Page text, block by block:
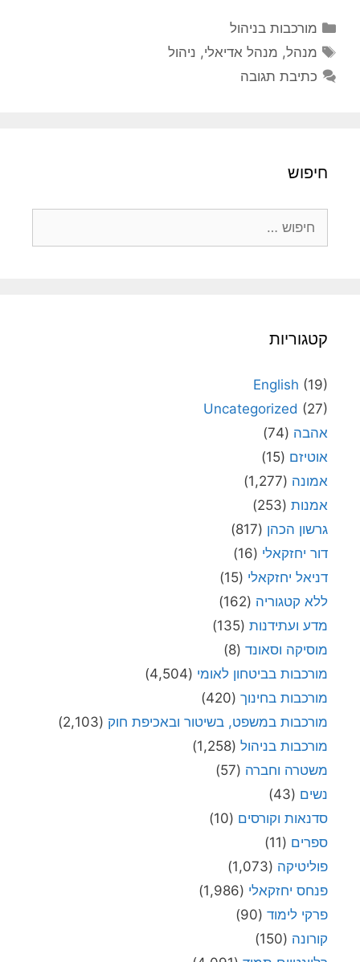
קטגוריות
מורכבות בניהול
תגיות
מנהל, מנהל אדיאלי, ניהול
כתיבת תגובה
חיפוש
קטגוריות
English (19)
Uncategorized (27)
אהבה (74)
אוטיזם (15)
אמונה (1,277)
אמנות (253)
גרשון הכהן (817)
דור יחזקאלי (16)
דניאל יחזקאלי (15)
ללא קטגוריה (162)
מדע ועתידנות (135)
מוסיקה וסאונד (8)
מורכבות בביטחון לאומי (4,504)
מורכבות בחינוך (420)
מורכבות במשפט, בשיטור ובאכיפת חוק (2,103)
מורכבות בניהול (1,258)
משטרה וחברה (57)
נשים (43)
סדנאות וקורסים (10)
ספרים (11)
פוליטיקה (1,073)
פנחס יחזקאלי (1,986)
פרקי לימוד (90)
קורונה (150)